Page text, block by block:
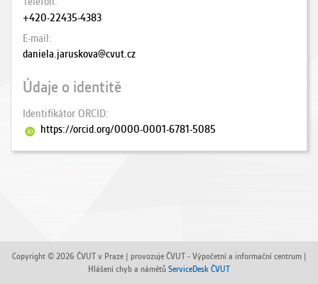
+420-22435-4383
E-mail
daniela.jaruskova@cvut.cz
Údaje o identitě
Identifikátor ORCID
https://orcid.org/0000-0001-6781-5085
Copyright © 2026 ČVUT v Praze | provozuje ČVUT - Výpočetní a informační centrum |
Hlášení chyb a námětů ServiceDesk ČVUT